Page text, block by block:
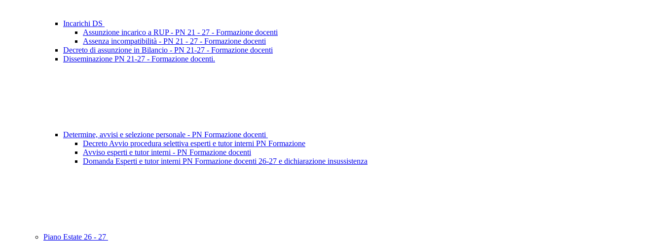
Incarichi DS
Assunzione incarico a RUP - PN 21 - 27 - Formazione docenti
Assenza incompatibilità - PN 21 - 27 - Formazione docenti
Decreto di assunzione in Bilancio - PN 21-27 - Formazione docenti
Disseminazione PN 21-27 - Formazione docenti.
Determine, avvisi e selezione personale - PN Formazione docenti
Decreto Avvio procedura selettiva esperti e tutor interni PN Formazione
Avviso esperti e tutor interni - PN Formazione docenti
Domanda Esperti e tutor interni PN Formazione docenti 26-27 e dichiarazione insussistenza
Piano Estate 26 - 27